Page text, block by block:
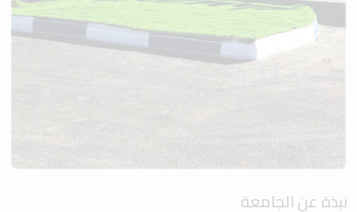
نبذة عن الجامعة